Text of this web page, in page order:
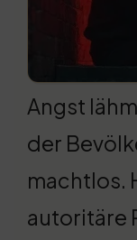
Angst
der
machtlos.
autoritäre